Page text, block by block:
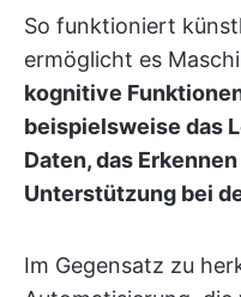
So funktioniert
ermöglicht es
kognitive
beispielsweise das
Daten, das
Unterstützung bei
Im Gegensatz zu